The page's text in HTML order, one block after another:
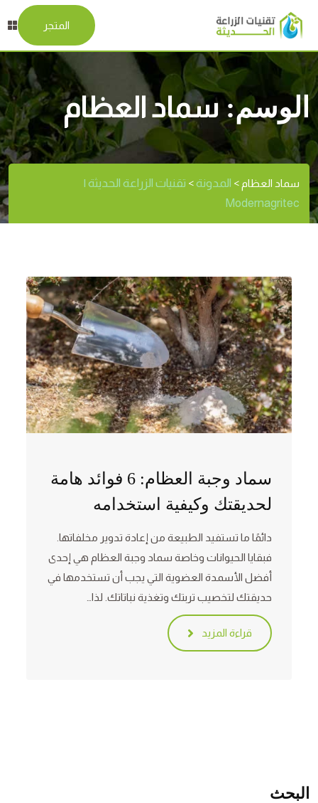
المتجر
الوسم:سماد العظام
سماد العظام > المدونة> تقنيات الزراعة الحديثة |
Modernagritec
سماد وجبة العظام: 6 فوائد هامة
لحديقتك وكيفية استخدامه
دائمًا ما تستفيد الطبيعة من إعادة تدوير مخلفاتها.
فبقايا الحيوانات وخاصة سماد وجبة العظام هي إحدى
أفضل الأسمدة العضوية التي يجب أن تستخدمها في
حديقتك لتخصيب تربتك وتغذية نباتاتك. لذا…
قراءة المزيد
البحث